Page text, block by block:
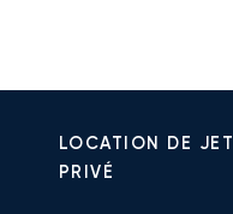
LOCATION DE JET
PRIVÉ